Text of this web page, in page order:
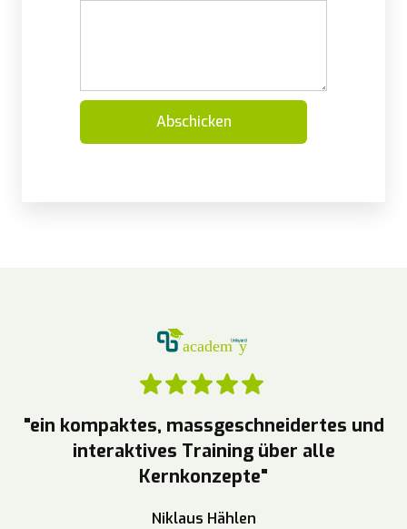
"ein kompaktes, massgeschneidertes und
interaktives Training über alle
Kernkonzepte"
Niklaus Hählen